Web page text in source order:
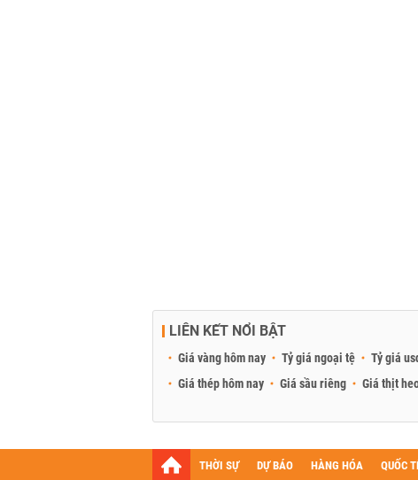
LIÊN KẾT NỔI BẬT
Giá vàng hôm nay Tỷ giá ngoại tệ Tỷ giá
Giá thép hôm nay
Giá sầu riêng Giá thịt
THỜI SỰ DỰ BÁO HÀNG HÓA QUỐC